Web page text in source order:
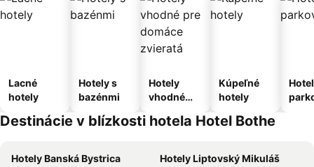
Lacné
hotely
Hotely s
bazénmi
Hotely
vhodné
domáce
Kúpeľné
hotely
Destinácie v blízkosti hotela Hotel Bothe
Hotely Banská Bystrica
Hotely Liptovský Mikuláš